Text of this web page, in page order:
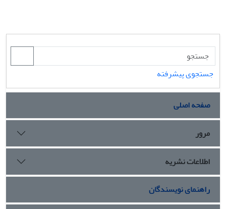
جستجوی پیشرفته
صفحه اصلی
مرور
اطلاعات نشریه
راهنمای نویسندگان